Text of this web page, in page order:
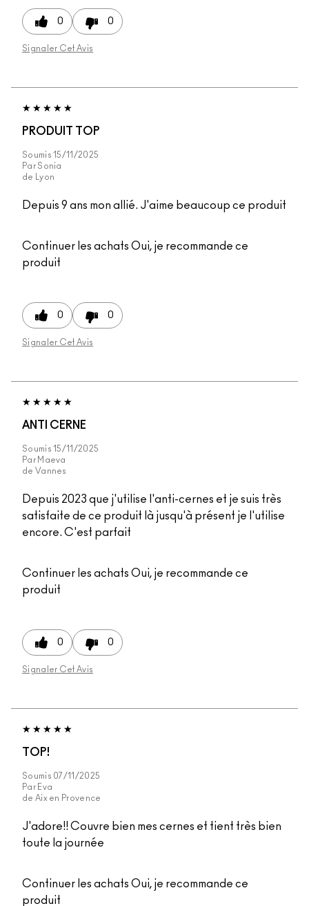
0 0
Signaler Cet Avis
PRODUIT TOP
Soumis15/11/2025
Par Sonia
de
Lyon
Depuis 9 ans mon allié. J'aime beaucoup ce produit
Continuer les achats Oui, je recommande ce
produit
0 0
Signaler Cet Avis
ANTI CERNE
Soumis15/11/2025
Par Maeva
de Vannes
Depuis 2023 que j'utilise l'anti-cernes et je suis très
satisfaite de ce produit là jusqu'à présent je l'utilise
encore. C'est parfait
Continuer les achats Oui, je recommande ce
produit
0 0
Signaler Cet Avis
TOP!
Soumis 07/11/2025
Par Eva
de Aix en Provence
J'adore!! Couvre bien mes cernes et tient très bien
toute la journée
Continuer les achats Oui, je recommande ce
produit